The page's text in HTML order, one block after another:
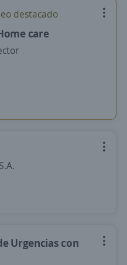
destacado
care
Urgencias con